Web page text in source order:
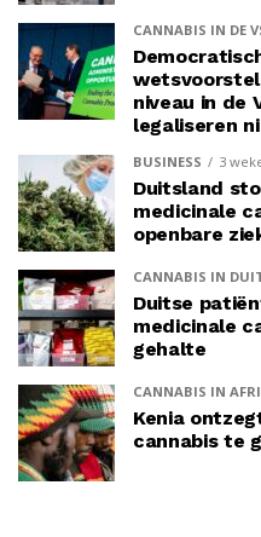
CANNABIS IN DE
niveau in de
legaliseren
BUSINESS 3
Duitsland
medicinale
openbare
CANNABIS IN
Duitse
medicinale
gehalte
CANNABIS IN
Kenia
cannabis te